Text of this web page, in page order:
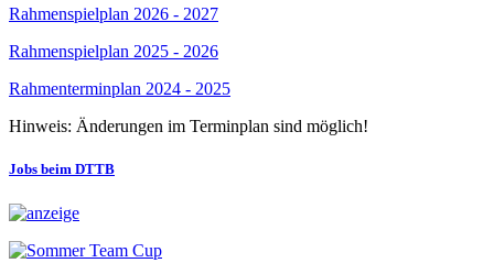
Rahmenspielplan 2026 - 2027
Rahmenspielplan 2025 - 2026
Rahmenterminplan 2024 - 2025
Hinweis: Änderungen im Terminplan sind möglich!
Jobs beim DTTB